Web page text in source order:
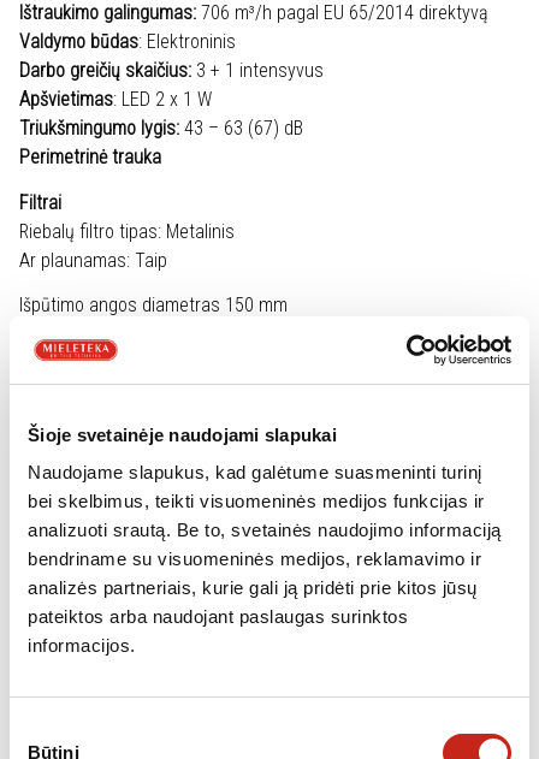
Šioje svetainėje naudojami slapukai
Naudojame slapukus, kad galėtume suasmeninti turinį
bei skelbimus, teikti visuomeninės medijos funkcijas ir
analizuoti srautą. Be to, svetainės naudojimo informaciją
bendriname su visuomeninės medijos, reklamavimo ir
analizės partneriais, kurie gali ją pridėti prie kitos jūsų
pateiktos arba naudojant paslaugas surinktos
informacijos.
Būtini
Ištraukimo galingumas: 706 m³/h pagal EU 65/2014 direktyvą
Valdymo būdas: Elektroninis
Darbo greičių skaičius: 3 + 1 intensyvus
Apšvietimas: LED 2 x 1 W
Triukšmingumo lygis: 43 – 63 (67) dB
Perimetrinė trauka
Filtrai
Riebalų filtro tipas: Metalinis
Ar plaunamas: Taip
Išpūtimo angos diametras 150 mm
Komplekte: atbulinis vožtuvas, perėjimas į 120 mm
Energetinės klasės
Skysčio srauto dinaminio efektyvumo klasė A
Apšvietimo efektyvumo klasė A
Riebalų filtro efektyvumo klasė C
Pagaminta:ES